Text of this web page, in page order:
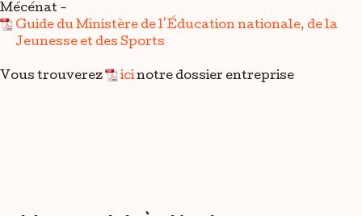
Mécénat -
Guide du Ministère de l'Éducation nationale, de la
Jeunesse et des Sports
Vous trouverez icinotre dossier entreprise